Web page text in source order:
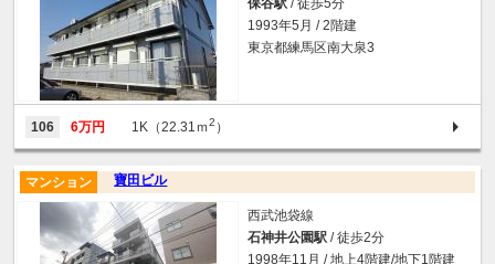
1993年5月 / 2階建
東京都練馬区南大泉3
106 6万円 1K（22.31ｍ2 ）
寶田ビル
マンション
西武池袋線
石神井公園駅 / 徒歩2分
1998年11月 / 地上4階建/地下1階建